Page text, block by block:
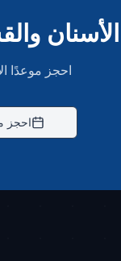
احجز موعدًا
احجز